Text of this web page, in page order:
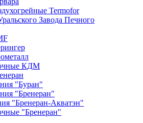
Termofor
Завода Печного
КДМ
"Буран"
"Бренеран"
"Бренеран-Акватэн"
"Бренеран"